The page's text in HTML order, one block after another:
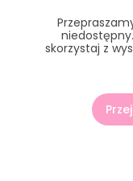
skorzystaj z